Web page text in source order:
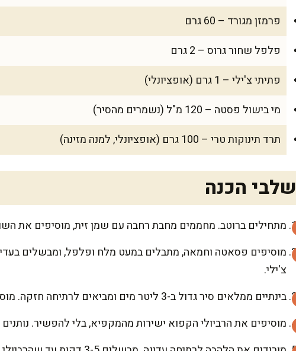
פרמזן מגורד – 60 גרם
פלפל שחור גרוס – 2 גרם
פתיתי צ'ילי – 1 גרם (אופציונלי)
מי בישול פסטה – 120 מ"ל (נשמרים מהסיר)
תרד תינוקות טרי – 100 גרם (אופציונלי, למנה מזינה)
שלבי הכנה
מתחילים ברוטב. מחממים מחבת רחבה עם שמן זית, מוסיפים את השום ומטגנים 30 שניות עד שעולה
צ'ילי.
בינתיים ממלאים סיר גדול ב-3 ליטר מים ומביאים לרתיחה חזקה. מוסיפים 15 גרם מלח ומערבבים.
מוסיפים את הרביולי הקפוא ישירות מהמקפיא, בלי להפשיר.